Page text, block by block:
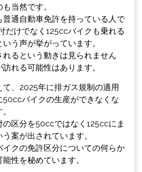
当然です。
普通自動車免許を持っている人で
だけでなく125ccバイクも乗れる
う声が挙がっています。
るという動きは見られません
れる可能性はあります。
て、2025年に排ガス規制の適用
50ccバイクの生産ができなくな
の区分を50ccではなく125ccにま
案が出されています。
イクの免許区分についての何らか
性を秘めています。